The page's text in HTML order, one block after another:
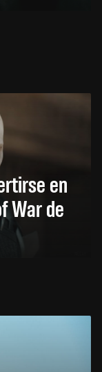
en
War de